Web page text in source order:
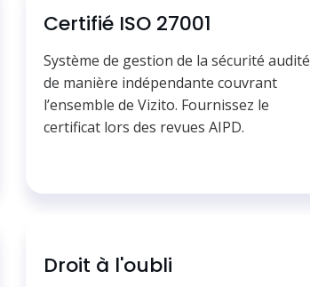
Certifié ISO 27001
Système de gestion de la sécurité audité
de manière indépendante couvrant
l’ensemble de Vizito. Fournissez le
certificat lors des revues AIPD.
Droit à l'oubli